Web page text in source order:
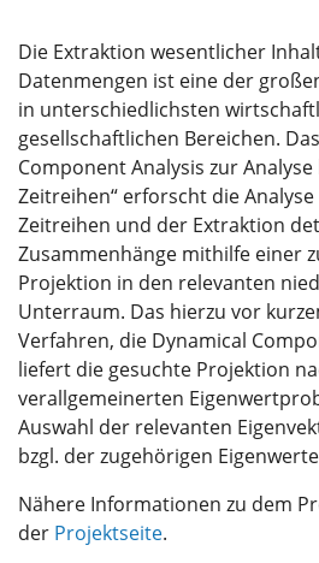
Die Extraktion wesentlicher
Datenmengen ist eine der
in unterschiedlichsten
gesellschaftlichen Bereichen.
Component Analysis zur
Zeitreihen“ erforscht die
Zeitreihen und der Extraktion
Zusammenhänge mithilfe einer
Projektion in den relevanten
Unterraum. Das hierzu vor
Verfahren, die Dynamical
liefert die gesuchte Projektion
verallgemeinerten
Auswahl der relevanten
bzgl. der zugehörigen
Nähere Informationen zu dem
der Projektseite.